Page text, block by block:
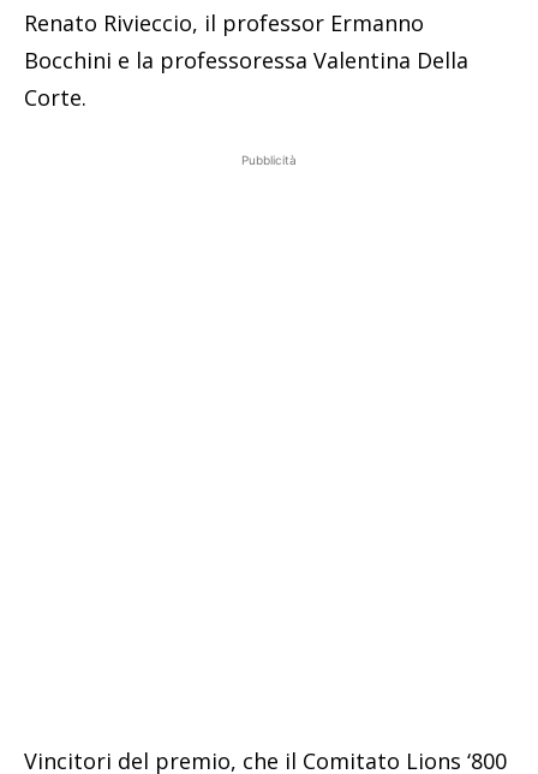
Renato Rivieccio, il professor Ermanno
Bocchini e la professoressa Valentina Della
Corte.
Pubblicità
Vincitori del premio, che il Comitato Lions ‘800